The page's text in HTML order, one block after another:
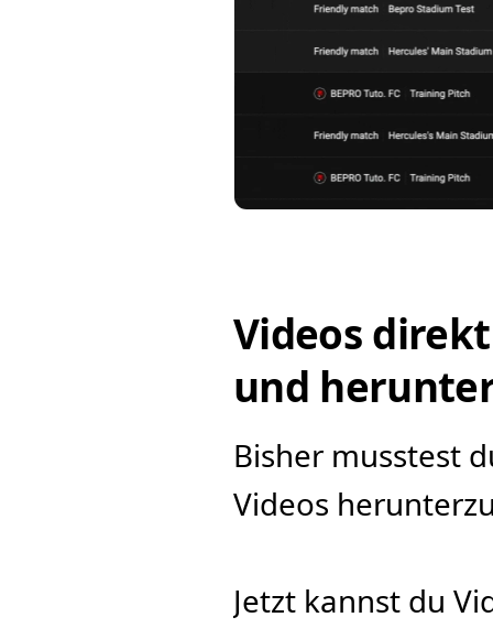
Videos
und
Bisher musstest
Videos
Jetzt kannst du